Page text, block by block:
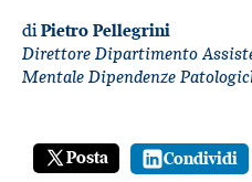
diPietro Pellegrini
Direttore Dipartimento
Mentale Dipendenze
Posta Condividi